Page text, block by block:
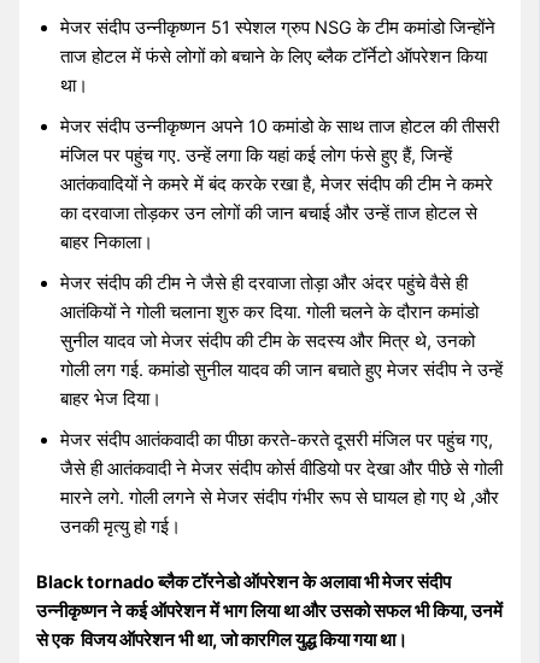
मेजर संदीप उन्नीकृष्णन 51 स्पेशल ग्रुप NSG के टीम कमांडो जिन्होंने
ताज होटल में फंसे लोगों को बचाने के लिए ब्लैक टॉर्नेटो ऑपरेशन किया
था।
मेजर संदीप उन्नीकृष्णन अपने 10 कमांडो के साथ ताज होटल की तीसरी
मंजिल पर पहुंच गए. उन्हें लगा कि यहां कई लोग फंसे हुए हैं, जिन्हें
आतंकवादियों ने कमरे में बंद करके रखा है, मेजर संदीप की टीम ने कमरे
का दरवाजा तोड़कर उन लोगों की जान बचाई और उन्हें ताज होटल से
बाहर निकाला।
मेजर संदीप की टीम ने जैसे ही दरवाजा तोड़ा और अंदर पहुंचे वैसे ही
आतंकियों ने गोली चलाना शुरु कर दिया. गोली चलने के दौरान कमांडो
सुनील यादव जो मेजर संदीप की टीम के सदस्य और मित्र थे, उनको
गोली लग गई. कमांडो सुनील यादव की जान बचाते हुए मेजर संदीप ने उन्हें
बाहर भेज दिया।
मेजर संदीप आतंकवादी का पीछा करते-करते दूसरी मंजिल पर पहुंच गए,
जैसे ही आतंकवादी ने मेजर संदीप कोर्स वीडियो पर देखा और पीछे से गोली
मारने लगे. गोली लगने से मेजर संदीप गंभीर रूप से घायल हो गए थे ,और
उनकी मृत्यु हो गई।
Black tornado ब्लैक टॉरनेडो ऑपरेशन के अलावा भी मेजर संदीप
उन्नीकृष्णन ने कई ऑपरेशन में भाग लिया था और उसको सफल भी किया, उनमें
से एक विजय ऑपरेशन भी था, जो कारगिल युद्ध किया गया था।